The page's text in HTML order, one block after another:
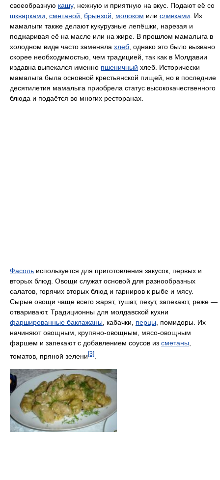
своеобразную кашу, нежную и приятную на вкус. Подают её со
шкварками, сметаной, брынзой, молоком или сливками. Из
мамалыги также делают кукурузные лепёшки, нарезая и
поджаривая её на масле или на жире. В прошлом мамалыга в
холодном виде часто заменяла хлеб, однако это было вызвано
скорее необходимостью, чем традицией, так как в Молдавии
издавна выпекался именно пшеничный хлеб. Исторически
мамалыга была основной крестьянской пищей, но в последние
десятилетия мамалыга приобрела статус высококачественного
блюда и подаётся во многих ресторанах.
Фасоль используется для приготовления закусок, первых и
вторых блюд. Овощи служат основой для разнообразных
салатов, горячих вторых блюд и гарниров к рыбе и мясу.
Сырые овощи чаще всего жарят, тушат, пекут, запекают, реже —
отваривают. Традиционны для молдавской кухни
фаршированные баклажаны, кабачки, перцы, помидоры. Их
начиняют овощным, крупяно-овощным, мясо-овощным
фаршем и запекают с добавлением соусов из сметаны,
томатов, пряной зелени [3]